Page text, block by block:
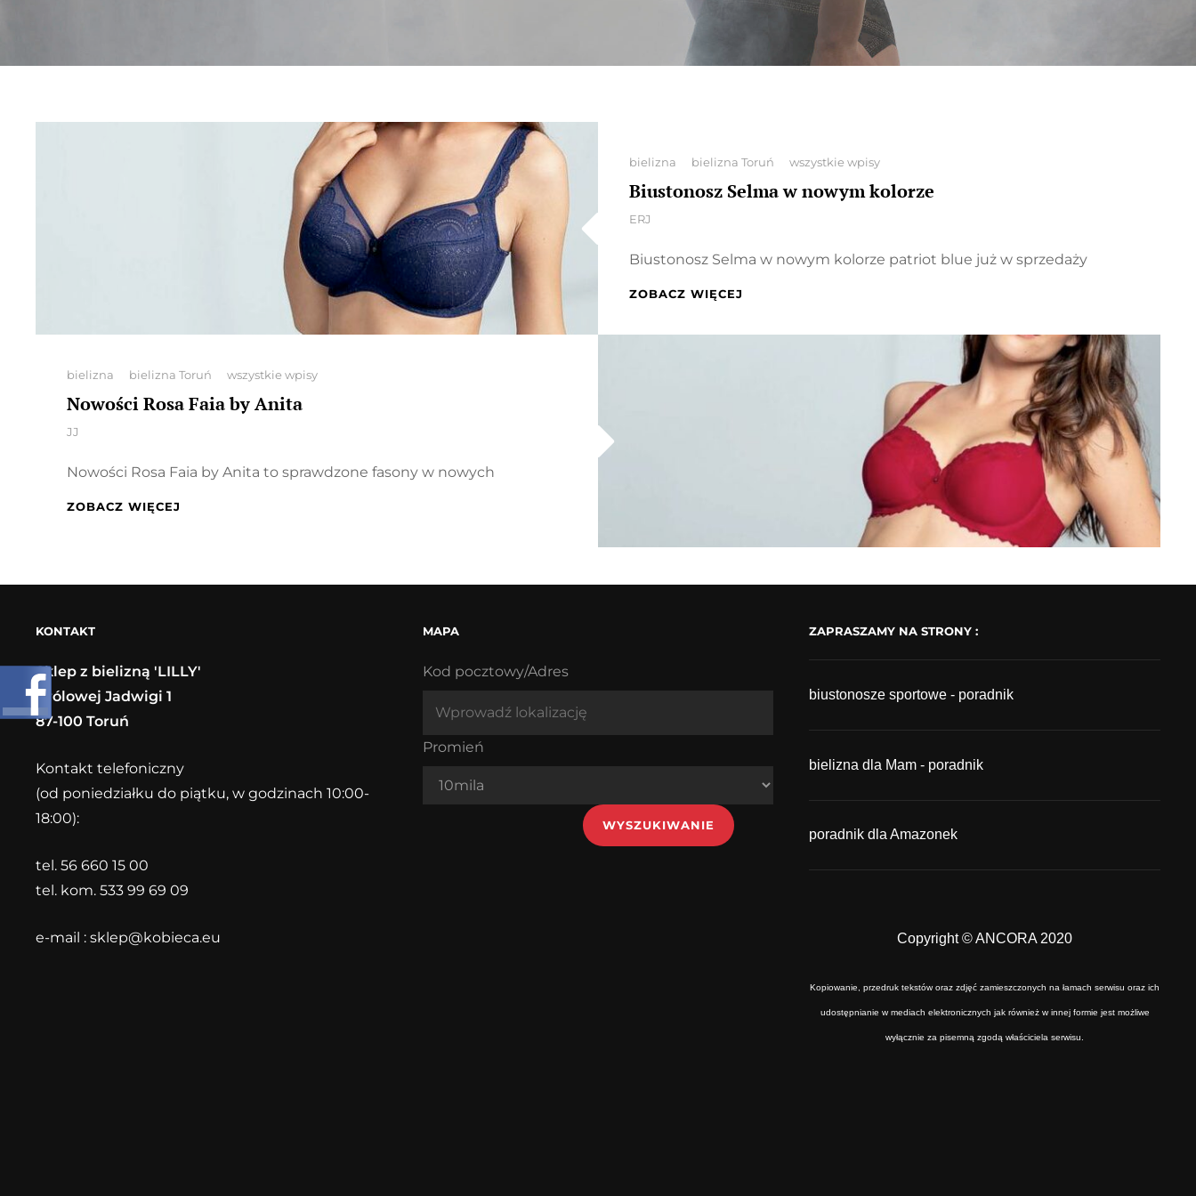
Categories
bielizna bielizna Toruń wszystkie wpisy
Biustonosz Selma w nowym kolorze
By
ERJ
Biustonosz Selma w nowym kolorze patriot blue już w sprzedaży
ZOBACZ WIĘCEJ
Categories
bielizna bielizna Toruń wszystkie wpisy
Nowości Rosa Faia by Anita
By
JJ
Nowości Rosa Faia by Anita to sprawdzone fasony w nowych
ZOBACZ WIĘCEJ
KONTAKT
Sklep z bielizną 'LILLY'
Królowej Jadwigi 1
87-100 Toruń
Kontakt telefoniczny
(od poniedziałku do piątku, w godzinach 10:00-
18:00):
tel. 56 660 15 00
tel. kom. 533 99 69 09
e-mail : sklep@kobieca.eu
MAPA
Kod pocztowy/Adres
Promień
ZAPRASZAMY NA STRONY :
biustonosze sportowe - poradnik
bielizna dla Mam - poradnik
poradnik dla Amazonek
Copyright © ANCORA 2020
Kopiowanie, przedruk tekstów oraz zdjęć zamieszczonych na łamach serwisu oraz ich
udostępnianie w mediach elektronicznych jak również w innej formie jest możliwe
wyłącznie za pisemną zgodą właściciela serwisu.